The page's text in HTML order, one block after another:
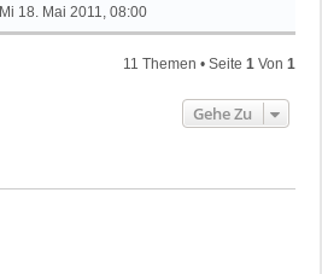
Mi 18. Mai 2011, 08:00
11 Themen • Seite 1 Von 1
Gehe Zu